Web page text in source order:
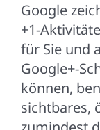
Google
+1-
für Sie und
Google+-
können,
sichtbares,